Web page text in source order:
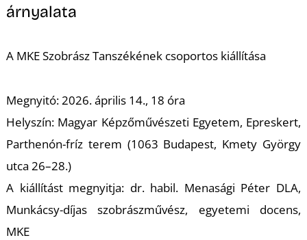
árnyalata
A MKE Szobrász Tanszékének csoportos kiállítása
Megnyitó: 2026. április 14., 18 óra
Helyszín: Magyar Képzőművészeti Egyetem, Epreskert,
Parthenón-fríz terem (1063 Budapest, Kmety György
utca 26–28.)
A kiállítást megnyitja: dr. habil. Menasági Péter DLA,
Munkácsy-díjas szobrászművész, egyetemi docens,
MKE